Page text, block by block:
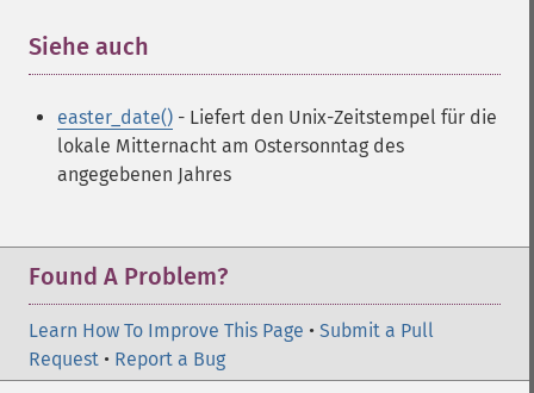
Siehe auch
easter_date() - Liefert den Unix-Zeitstempel für die
lokale Mitternacht am Ostersonntag des
angegebenen Jahres
Found A Problem?
Learn How To Improve This Page • Submit a Pull
Request • Report a Bug